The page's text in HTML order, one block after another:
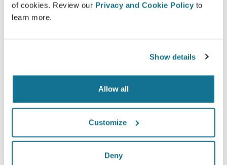
of cookies. Review our Privacy and Cookie Policy to
learn more.
Show details
Allow all
Customize
Deny
Soddisfatto
Crisalix 3D prima dell'intervento*
*Sondaggio online realizzato tra maggio 2010 e settembre
2011 con pazienti sottoposte ad una mastoplastica additiva